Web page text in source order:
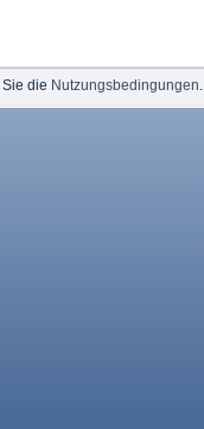
die Nutzungsbedingungen.